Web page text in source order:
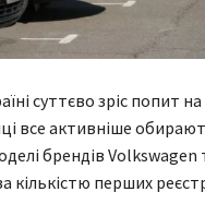
суттєво зріс попит
все активніше
брендів Volkswagen
кількістю перших